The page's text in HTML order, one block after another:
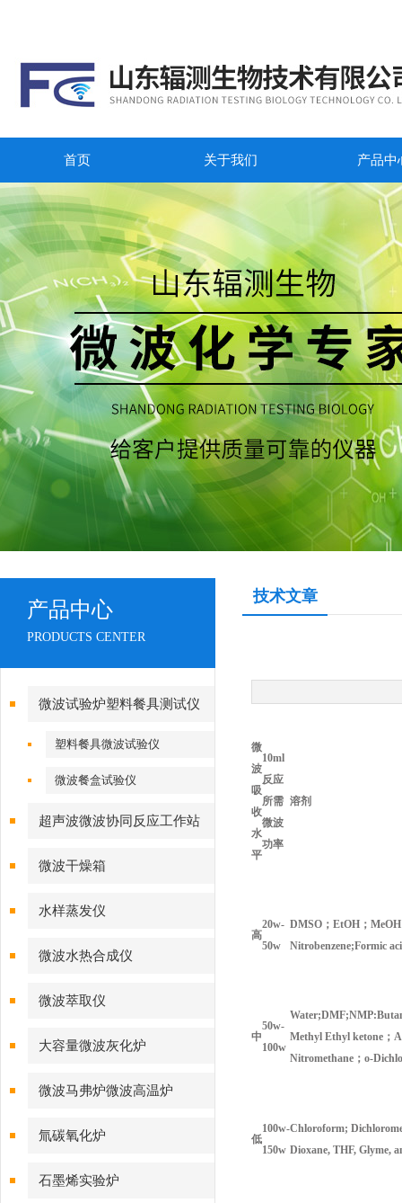
首页 关于我们 产品中
产品中心
PRODUCTS CENTER
微波试验炉塑料餐具测试仪
塑料餐具微波试验仪
微波餐盒试验仪
超声波微波协同反应工作站
微波干燥箱
水样蒸发仪
微波水热合成仪
微波萃取仪
大容量微波灰化炉
微波马弗炉微波高温炉
氚碳氧化炉
石墨烯实验炉
技术文章
微
波
吸
收
水
平
10ml
反应
所需
微波
功率
溶剂
高
20w-
50w
DMSO ； EtOH ； MeOH
Nitrobenzene;Formic
中
50w-
100w
Methyl Ethyl ketone ；
Nitromethane ； o-
低
100w-
150w
Chloroform;
Dioxane, THF, Glyme,